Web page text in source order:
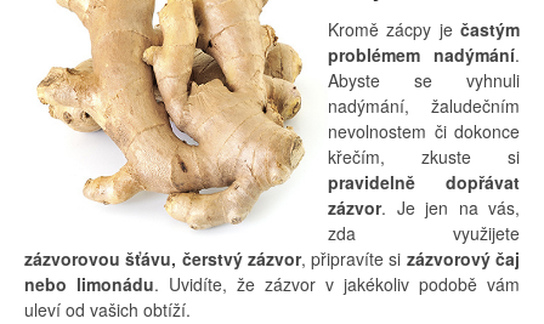
Kromě zácpy je častým
problémem nadýmání.
Abyste se vyhnuli
nadýmání, žaludečním
nevolnostem či dokonce
křečím, zkuste si
pravidelně dopřávat
zázvor. Je jen na vás,
zda využijete
zázvorovou šťávu, čerstvý zázvor, připravíte si zázvorový čaj
nebo limonádu. Uvidíte, že zázvor v jakékoliv podobě vám
uleví od vašich obtíží.